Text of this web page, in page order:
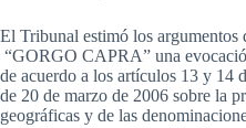
El Tribunal estimó los
“GORGO CAPRA” una
de acuerdo a los artículos 13 y 14
de 20 de marzo de 2006 sobre la
geográficas y de las